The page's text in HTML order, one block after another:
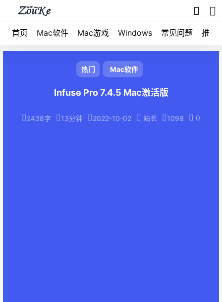
首页 Mac软件 Mac游戏 Windows 常见问题 推荐
热门 Mac软件
Infuse Pro 7.4.5 Mac激活版
2438字 13分钟 2022-10-02 站长 1098 0